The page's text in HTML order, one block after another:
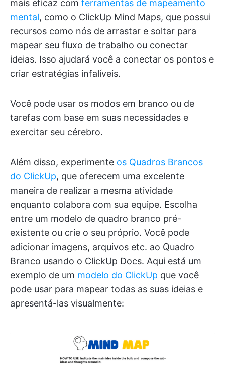
mais eficaz com ferramentas de mapeamento
mental, como o ClickUp Mind Maps, que possui
recursos como nós de arrastar e soltar para
mapear seu fluxo de trabalho ou conectar
ideias. Isso ajudará você a conectar os pontos e
criar estratégias infalíveis.
Você pode usar os modos em branco ou de
tarefas com base em suas necessidades e
exercitar seu cérebro.
Além disso, experimente os Quadros Brancos
do ClickUp, que oferecem uma excelente
maneira de realizar a mesma atividade
enquanto colabora com sua equipe. Escolha
entre um modelo de quadro branco pré-
existente ou crie o seu próprio. Você pode
adicionar imagens, arquivos etc. ao Quadro
Branco usando o ClickUp Docs. Aqui está um
exemplo de um modelo do ClickUp que você
pode usar para mapear todas as suas ideias e
apresentá-las visualmente: